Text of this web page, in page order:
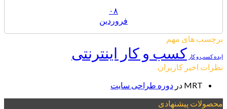
۰۸
فروردین
برچسب های مهم
ایده کسب و کار کسب و کار اینترنتی
نظرات اخیر کاربران
MRTدر دوره طراحی سایت
محصولات پیشنهادی